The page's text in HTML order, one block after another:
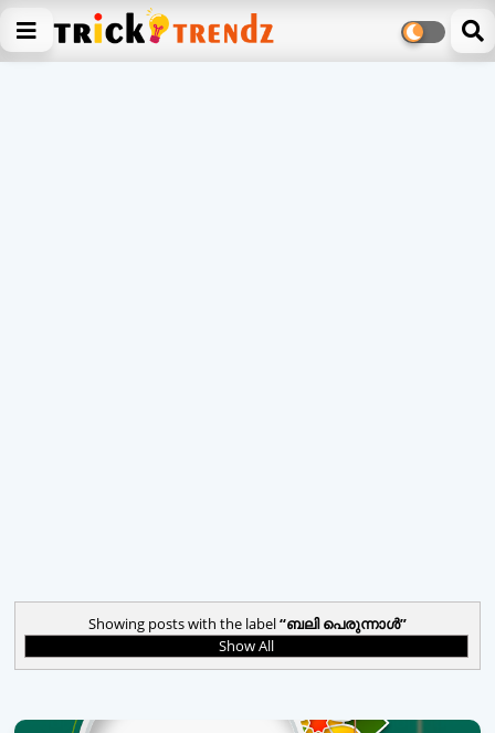
Showing posts with the label ബലി പെരുന്നാള്‍
Show All